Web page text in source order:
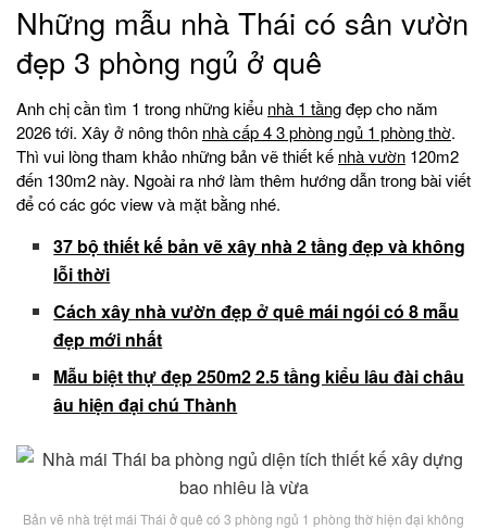
Những mẫu nhà Thái có sân vườn
đẹp 3 phòng ngủ ở quê
Anh chị cần tìm 1 trong những kiểu nhà 1 tầngđẹp cho năm
2026 tới. Xây ở nông thôn nhà cấp 4 3 phòng ngủ 1 phòng thờ.
Thì vui lòng tham khảo những bản vẽ thiết kế nhà vườn 120m2
đến 130m2 này. Ngoài ra nhớ làm thêm hướng dẫn trong bài viết
để có các góc view và mặt bằng nhé.
37 bộ thiết kế bản vẽ xây nhà 2 tầng đẹp và không
lỗi thời
Cách xây nhà vườn đẹp ở quê mái ngói có 8 mẫu
đẹp mới nhất
Mẫu biệt thự đẹp 250m2 2.5 tầng kiểu lâu đài châu
âu hiện đại chú Thành
Bản vẽ nhà trệt mái Thái ở quê có 3 phòng ngủ 1 phòng thờ hiện đại không